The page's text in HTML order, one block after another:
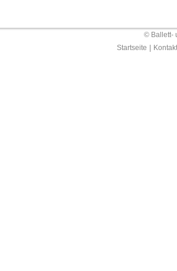
© Ballett-
Startseite
Kontakt